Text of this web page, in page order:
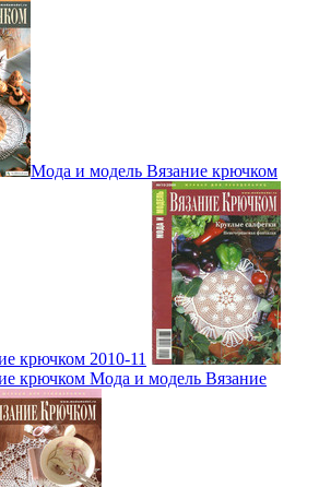
Мода и модель Вязание крючком
крючком 2010-11
крючком Мода и модель Вязание